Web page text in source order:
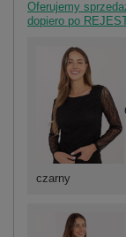
Oferujemy
dopiero po
czarny